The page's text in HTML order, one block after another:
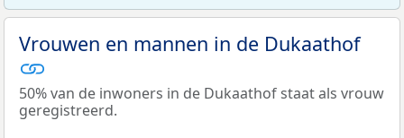
Vrouwen en mannen in de Dukaathof
50% van de inwoners in de Dukaathof staat als vrouw
geregistreerd.